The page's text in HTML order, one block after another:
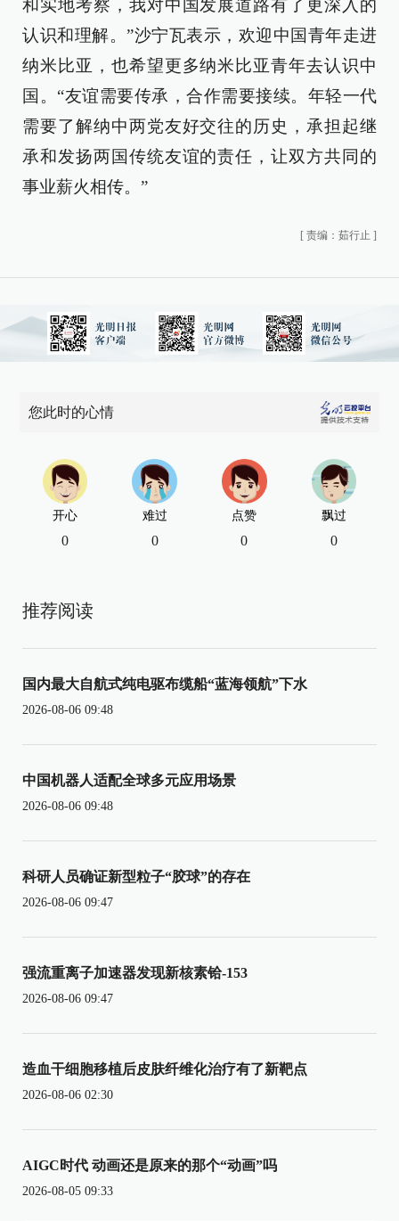
和实地考察，我对中国发展道路有了更深入的
认识和理解。”沙宁瓦表示，欢迎中国青年走进
纳米比亚，也希望更多纳米比亚青年去认识中
国。“友谊需要传承，合作需要接续。年轻一代
需要了解纳中两党友好交往的历史，承担起继
承和发扬两国传统友谊的责任，让双方共同的
事业薪火相传。”
[ 责编：茹行止 ]
您此时的心情
开心
0
难过
0
点赞
0
飘过
0
推荐阅读
国内最大自航式纯电驱布缆船“蓝海领航”下水
2026-08-06 09:48
中国机器人适配全球多元应用场景
2026-08-06 09:48
科研人员确证新型粒子“胶球”的存在
2026-08-06 09:47
强流重离子加速器发现新核素铪-153
2026-08-06 09:47
造血干细胞移植后皮肤纤维化治疗有了新靶点
2026-08-06 02:30
AIGC时代 动画还是原来的那个“动画”吗
2026-08-05 09:33